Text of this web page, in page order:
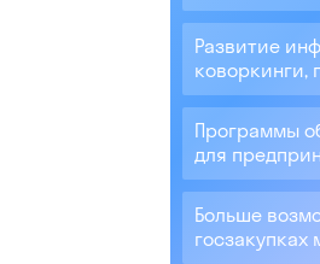
Развитие
коворкинги,
Программы
для
Больше